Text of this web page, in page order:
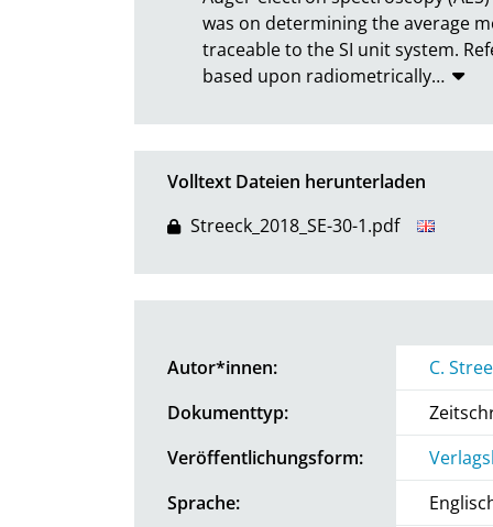
was on determining the average
traceable to the SI unit system.
based upon radiometrically…
Volltext Dateien herunterladen
Streeck_2018_SE-30-1.pdf
Autor*innen:
C.
Dokumenttyp:
Veröffentlichungsform:
Sprache: